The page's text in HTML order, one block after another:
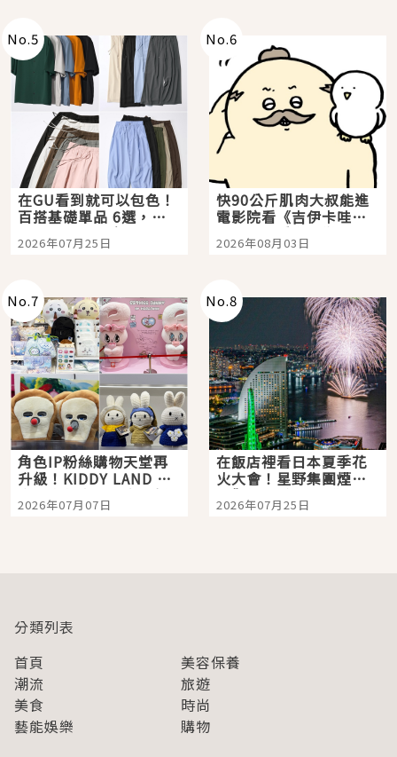
No.5
在GU看到就可以包色！
百搭基礎單品 6選，閉
眼全收也不心疼
2026年07月25日
No.6
快90公斤肌肉大叔能進
電影院看《吉伊卡哇》
嗎？日本重金屬樂團
「打首」會長與nagano
2026年08月03日
No.7
角色IP粉絲購物天堂再
升級！KIDDY LAND 原
宿店吉伊卡哇迎客，新
開幕 OMOKADO 店3分
2026年07月07日
No.8
在飯店裡看日本夏季花
火大會！星野集團煙火
景觀飯店6選，讓你不用
人擠人悠閒欣賞
2026年07月25日
分類列表
首頁
美容保養
潮流
旅遊
美食
時尚
藝能娛樂
購物